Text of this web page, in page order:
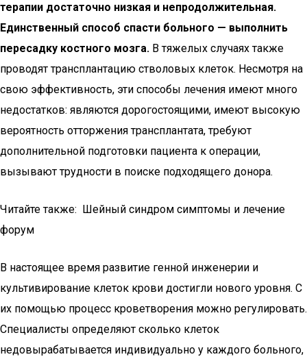
терапии достаточно низкая и непродолжительная.
Единственный способ спасти больного — выполнить
пересадку костного мозга. В тяжелых случаях также
проводят трансплантацию стволовых клеток. Несмотря на
свою эффективность, эти способы лечения имеют много
недостатков: являются дорогостоящими, имеют высокую
вероятность отторжения трансплантата, требуют
дополнительной подготовки пациента к операции,
вызывают трудности в поиске подходящего донора.
Читайте также: Шейный синдром симптомы и лечение
форум
В настоящее время развитие генной инженерии и
культивирование клеток крови достигли нового уровня. С
их помощью процесс кроветворения можно регулировать.
Специалисты определяют сколько клеток
недовырабатывается индивидуально у каждого больного,